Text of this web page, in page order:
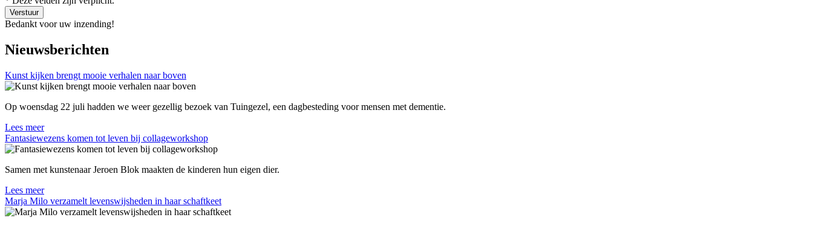
Verstuur
Bedankt voor uw inzending!
Nieuwsberichten
Kunst kijken brengt mooie verhalen naar boven
Op woensdag 22 juli hadden we weer gezellig bezoek van Tuingezel, een dagbesteding voor mensen met dementie.
Lees meer
Fantasiewezens komen tot leven bij collageworkshop
Samen met kunstenaar Jeroen Blok maakten de kinderen hun eigen dier.
Lees meer
Marja Milo verzamelt levenswijsheden in haar schaftkeet